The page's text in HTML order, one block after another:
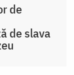
de
de slava